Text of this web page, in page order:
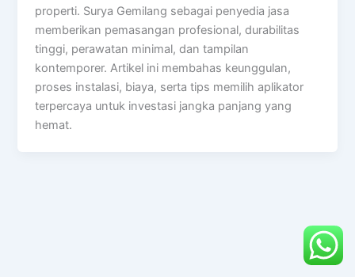
properti. Surya Gemilang sebagai penyedia jasa
memberikan pemasangan profesional, durabilitas
tinggi, perawatan minimal, dan tampilan
kontemporer. Artikel ini membahas keunggulan,
proses instalasi, biaya, serta tips memilih aplikator
terpercaya untuk investasi jangka panjang yang
hemat.